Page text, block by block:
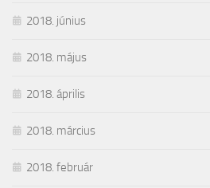
2018. június
2018. május
2018. április
2018. március
2018. február